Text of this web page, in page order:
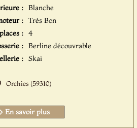
: Blanche
: Très Bon
: 4
: Berline découvrable
: Skai
Orchies (59310)
En savoir plus